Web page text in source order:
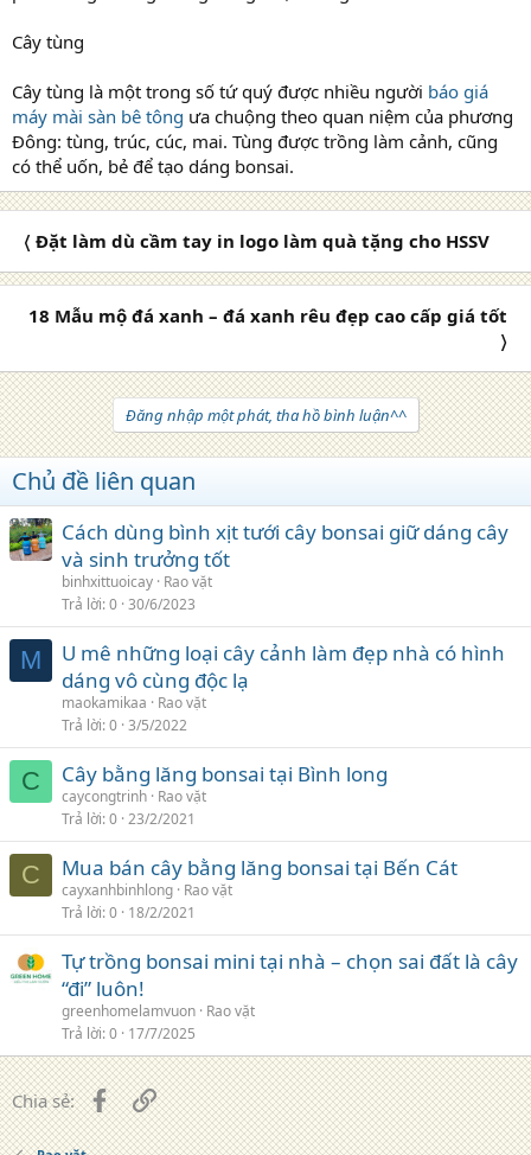
Cây tùng
Cây tùng là một trong số tứ quý được nhiều người báo giá
máy mài sàn bê tông ưa chuộng theo quan niệm của phương
Đông: tùng, trúc, cúc, mai. Tùng được trồng làm cảnh, cũng
có thể uốn, bẻ để tạo dáng bonsai.
〈 Đặt làm dù cầm tay in logo làm quà tặng cho HSSV
18 Mẫu mộ đá xanh – đá xanh rêu đẹp cao cấp giá tốt
〉
Đăng nhập một phát, tha hồ bình luận^^
Chủ đề liên quan
Cách dùng bình xịt tưới cây bonsai giữ dáng cây
và sinh trưởng tốt
binhxittuoicay Rao vặt
Trả lời 0 30/6/2023
M
U mê những loại cây cảnh làm đẹp nhà có hình
dáng vô cùng độc lạ
maokamikaa
Rao vặt
Trả lời 0 3/5/2022
C Cây bằng lăng bonsai tại Bình long
caycongtrinh Rao vặt
Trả lời 0 23/2/2021
C Mua bán cây bằng lăng bonsai tại Bến Cát
cayxanhbinhlong Rao vặt
Trả lời 0 18/2/2021
Tự trồng bonsai mini tại nhà – chọn sai đất là cây
“đi” luôn!
greenhomelamvuon Rao vặt
Trả lời 0 17/7/2025
Chia sẻ: FacebookLiên kết